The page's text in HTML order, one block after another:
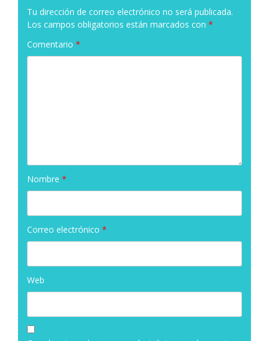
Tu dirección de correo electrónico no será publicada.
Los campos obligatorios están marcados con *
Comentario *
Nombre *
Correo electrónico *
Web